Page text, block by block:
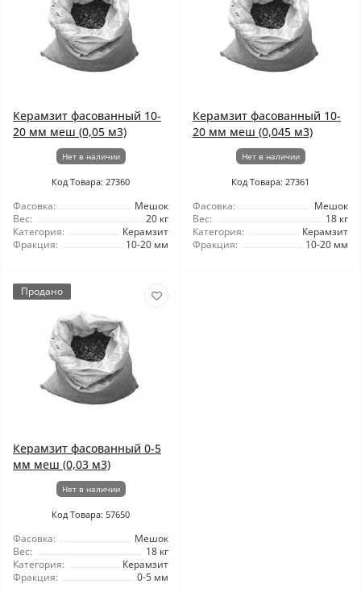
Керамзит фасованный 10-
20 мм меш (0,05 м3)
Нет в наличии
Код Товара: 27360
Фасовка:
Мешок
Вес:
20 кг
Категория:
Керамзит
Фракция:
10-20 мм
Керамзит фасованный 10-
20 мм меш (0,045 м3)
Нет в наличии
Код Товара: 27361
Фасовка:
Мешок
Вес:
18 кг
Категория:
Керамзит
Фракция:
10-20 мм
Продано
Керамзит фасованный 0-5
мм меш (0,03 м3)
Нет в наличии
Код Товара: 57650
Фасовка:
Мешок
Вес:
18 кг
Категория:
Керамзит
Фракция:
0-5 мм